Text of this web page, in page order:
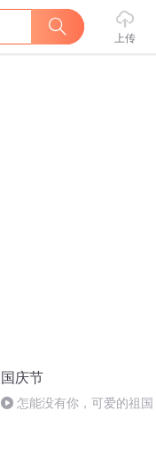
上传
国庆节
怎能没有你，可爱的祖国